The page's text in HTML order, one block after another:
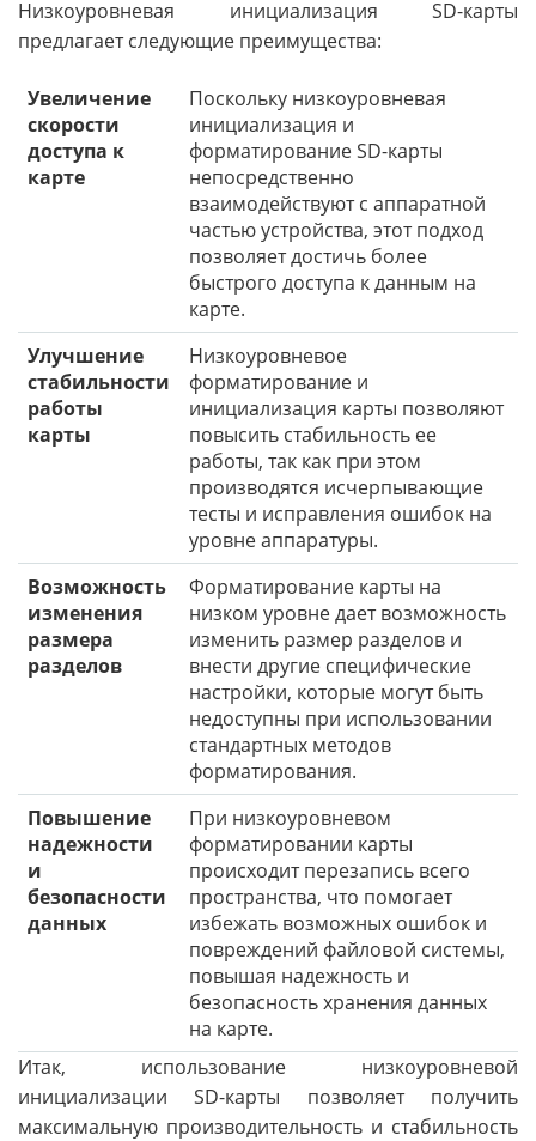
Низкоуровневая инициализация SD-карты
предлагает следующие преимущества:
Увеличение
скорости
доступа к
карте
Поскольку низкоуровневая
инициализация и
форматирование SD-карты
непосредственно
взаимодействуют с аппаратной
частью устройства, этот подход
позволяет достичь более
быстрого доступа к данным на
карте.
Улучшение
стабильности
работы
карты
Низкоуровневое
форматирование и
инициализация карты позволяют
повысить стабильность ее
работы, так как при этом
производятся исчерпывающие
тесты и исправления ошибок на
уровне аппаратуры.
Возможность
изменения
размера
разделов
Форматирование карты на
низком уровне дает возможность
изменить размер разделов и
внести другие специфические
настройки, которые могут быть
недоступны при использовании
стандартных методов
форматирования.
Повышение
надежности
и
безопасности
данных
При низкоуровневом
форматировании карты
происходит перезапись всего
пространства, что помогает
избежать возможных ошибок и
повреждений файловой системы,
повышая надежность и
безопасность хранения данных
на карте.
Итак, использование низкоуровневой
инициализации SD-карты позволяет получить
максимальную производительность и стабильность